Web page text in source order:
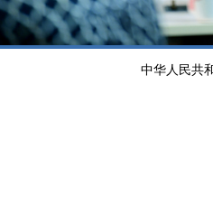
中华人民共